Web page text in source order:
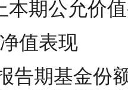
本期公允价
值表现
告期基金份